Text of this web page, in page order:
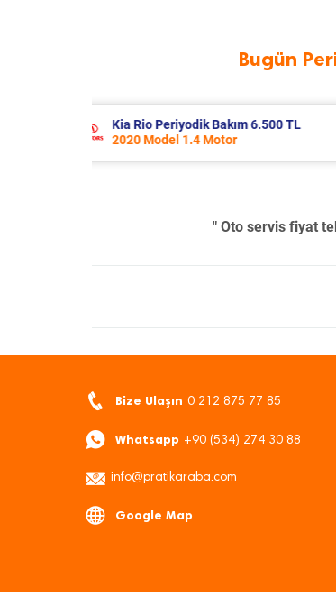
Bugün
Fiat Punto Periyodik Bakım
2009 Model 1.4 Motor
" Oto servis fiyat
Bize Ulaşın 0 212 875 77 85
Whatsapp +90 (534) 274 30 88
info@pratikaraba.com
Google Map